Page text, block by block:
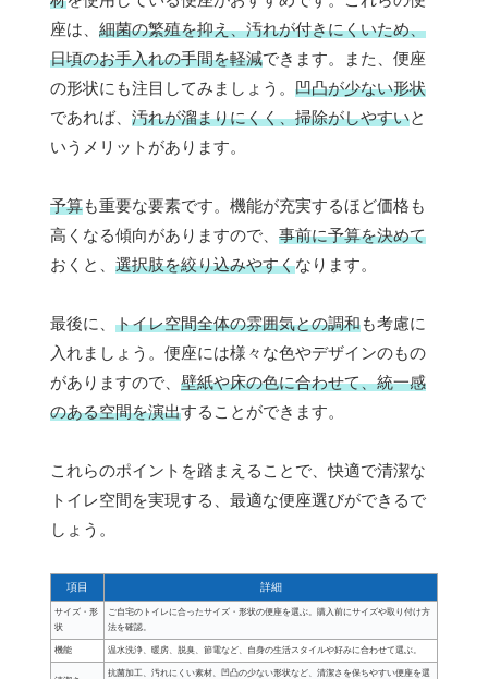
座は、 細菌の繁殖を抑え、汚れが付きにくいため、
日頃のお手入れの手間を軽減できます。また、便座
の形状にも注目してみましょう。 凹凸が少ない形状
であれば、 汚れが溜まりにくく、掃除がしやすいと
いうメリットがあります。
予算も重要な要素です。機能が充実するほど価格も
高くなる傾向がありますので、 事前に予算を決めて
おくと、 選択肢を絞り込みやすくなります。
最後に、 トイレ空間全体の雰囲気との調和も考慮に
入れましょう。便座には様々な色やデザインのもの
がありますので、 壁紙や床の色に合わせて、統一感
のある空間を演出することができます。
これらのポイントを踏まえることで、快適で清潔な
トイレ空間を実現する、最適な便座選びができるで
しょう。
項目 詳細
サイズ・形
状
ご自宅のトイレに合ったサイズ・形状の便座を選ぶ。購入前にサイズや取り付け方
法を確認。
機能 温水洗浄、暖房、脱臭、節電など、自身の生活スタイルや好みに合わせて選ぶ。
抗菌加工、汚れにくい素材、凹凸の少ない形状など、清潔さを保ちやすい便座を選